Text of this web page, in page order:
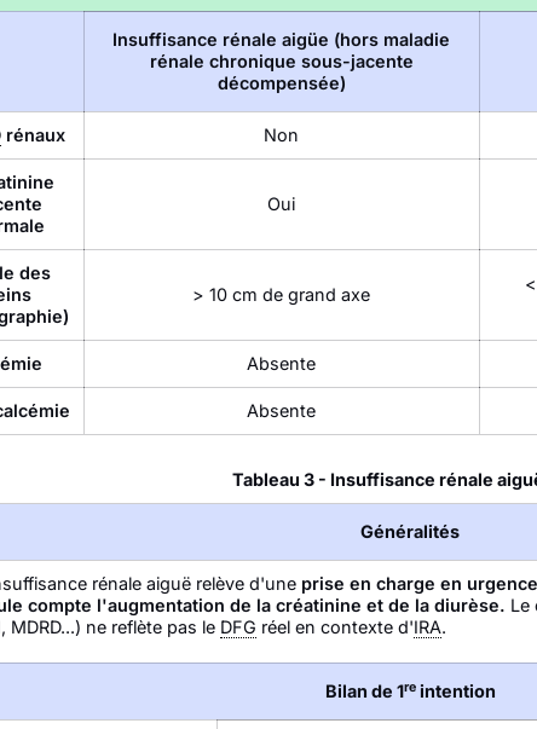
Insuffisance rénale aigüe (hors maladie
rénale chronique sous-jacente
décompensée)
rénaux Non
Oui
des
> 10 cm de grand axe
Absente
Absente
Tableau 3 - Insuffisance rénale
Généralités
rénale aiguë relève d'une prise en charge en
compte l'augmentation de la créatinine et de la diurèse. Le
MDRD...) ne reflète pas le DFG réel en contexte d'IRA.
Bilan de 1reintention